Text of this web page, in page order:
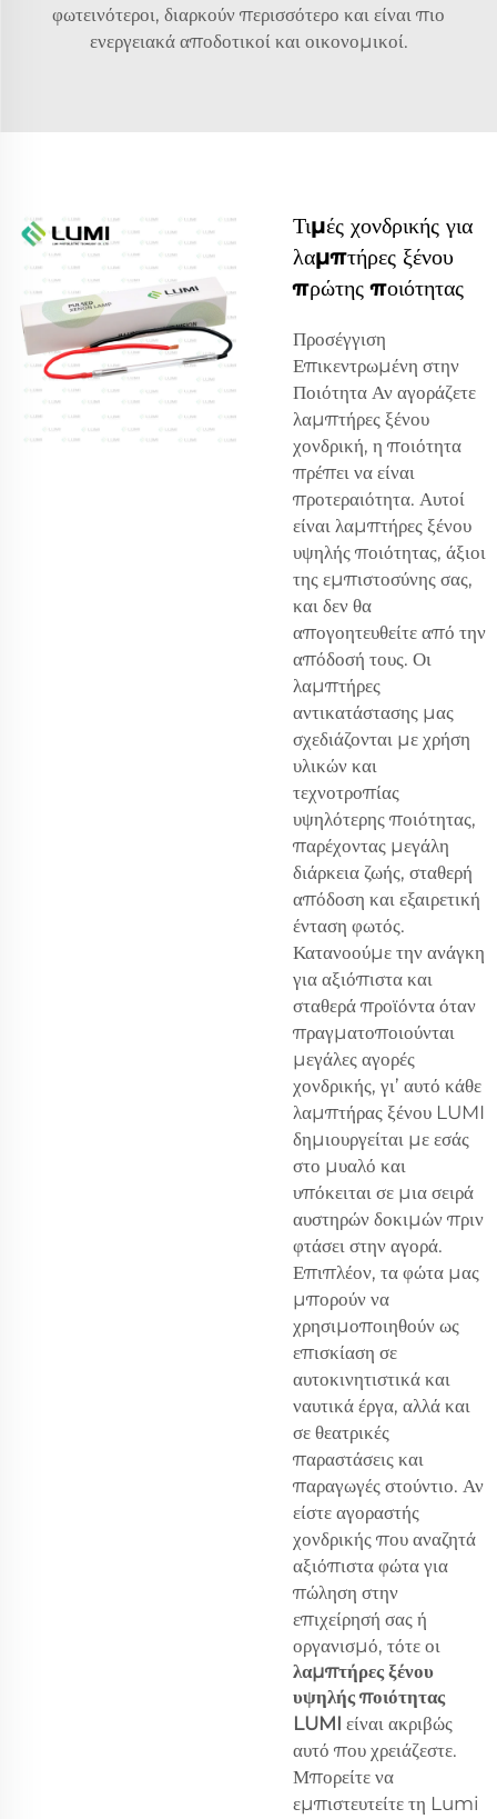
φωτεινότεροι, διαρκούν περισσότερο και είναι πιο
ενεργειακά αποδοτικοί και οικονομικοί.
Τιμές χονδρικής για
λαμπτήρες ξένου
πρώτης ποιότητας
Προσέγγιση
Επικεντρωμένη στην
Ποιότητα Αν αγοράζετε
λαμπτήρες ξένου
χονδρική, η ποιότητα
πρέπει να είναι
προτεραιότητα. Αυτοί
είναι λαμπτήρες ξένου
υψηλής ποιότητας, άξιοι
της εμπιστοσύνης σας,
και δεν θα
απογοητευθείτε από την
απόδοσή τους. Οι
λαμπτήρες
αντικατάστασης μας
σχεδιάζονται με χρήση
υλικών και
τεχνοτροπίας
υψηλότερης ποιότητας,
παρέχοντας μεγάλη
διάρκεια ζωής, σταθερή
απόδοση και εξαιρετική
ένταση φωτός.
Κατανοούμε την ανάγκη
για αξιόπιστα και
σταθερά προϊόντα όταν
πραγματοποιούνται
μεγάλες αγορές
χονδρικής, γι’ αυτό κάθε
λαμπτήρας ξένου LUMI
δημιουργείται με εσάς
στο μυαλό και
υπόκειται σε μια σειρά
αυστηρών δοκιμών πριν
φτάσει στην αγορά.
Επιπλέον, τα φώτα μας
μπορούν να
χρησιμοποιηθούν ως
επισκίαση σε
αυτοκινητιστικά και
ναυτικά έργα, αλλά και
σε θεατρικές
παραστάσεις και
παραγωγές στούντιο. Αν
είστε αγοραστής
χονδρικής που αναζητά
αξιόπιστα φώτα για
πώληση στην
επιχείρησή σας ή
οργανισμό, τότε οι
λαμπτήρες ξένου
υψηλής ποιότητας
LUMI είναι ακριβώς
αυτό που χρειάζεστε.
Μπορείτε να
εμπιστευτείτε τη Lumi